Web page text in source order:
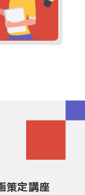
策定講座